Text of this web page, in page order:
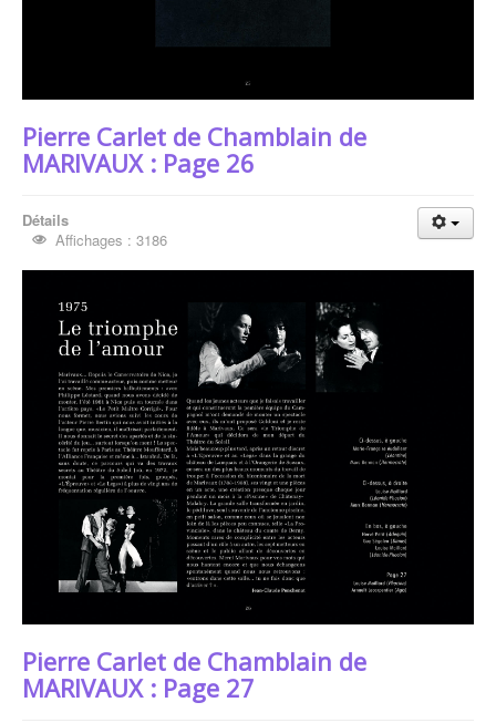
Pierre Carlet de Chamblain de
MARIVAUX : Page 26
Détails
Affichages : 3186
Pierre Carlet de Chamblain de
MARIVAUX : Page 27